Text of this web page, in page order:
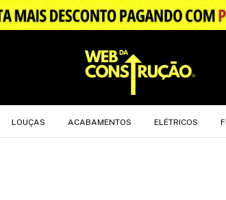
.
LOUÇAS ACABAMENTOS ELÉTRICOS